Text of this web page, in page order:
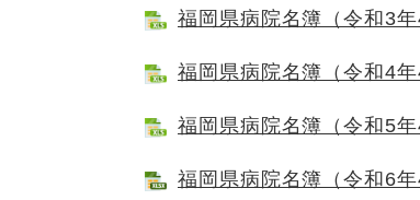
福岡県病院名簿（令和3
福岡県病院名簿（令和4
福岡県病院名簿（令和5
福岡県病院名簿（令和6